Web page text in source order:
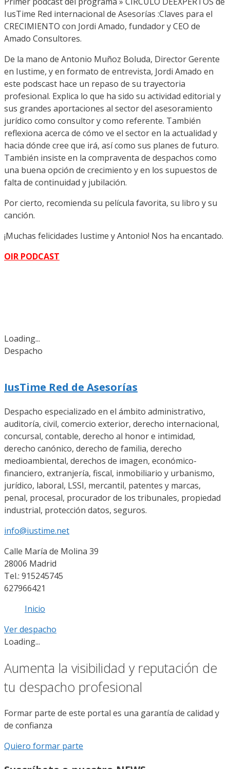
IusTime Red internacional de Asesorías :Claves para el
CRECIMIENTO con Jordi Amado, fundador y CEO de
Amado Consultores.
De la mano de Antonio Muñoz Boluda, Director Gerente
en Iustime, y en formato de entrevista, Jordi Amado en
este podscast hace un repaso de su trayectoria
profesional. Explica lo que ha sido su actividad editorial y
sus grandes aportaciones al sector del asesoramiento
jurídico como consultor y como referente. También
reflexiona acerca de cómo ve el sector en la actualidad y
hacia dónde cree que irá, así como sus planes de futuro.
También insiste en la compraventa de despachos como
una buena opción de crecimiento y en los supuestos de
falta de continuidad y jubilación.
Por cierto, recomienda su película favorita, su libro y su
canción.
¡Muchas felicidades Iustime y Antonio! Nos ha encantado.
OIR PODCAST
Loading...
Despacho
IusTime Red de Asesorías
Despacho especializado en el ámbito administrativo,
auditoría, civil, comercio exterior, derecho internacional,
concursal, contable, derecho al honor e intimidad,
derecho canónico, derecho de familia, derecho
medioambiental, derechos de imagen, económico-
financiero, extranjería, fiscal, inmobiliario y urbanismo,
jurídico, laboral, LSSI, mercantil, patentes y marcas,
penal, procesal, procurador de los tribunales, propiedad
industrial, protección datos, seguros.
info@iustime.net
Calle María de Molina 39
28006 Madrid
Tel.: 915245745
627966421
Inicio
Ver despacho
Loading...
Aumenta la visibilidad y reputación de
tu despacho profesional
Formar parte de este portal es una garantía de calidad y
de confianza
Quiero formar parte